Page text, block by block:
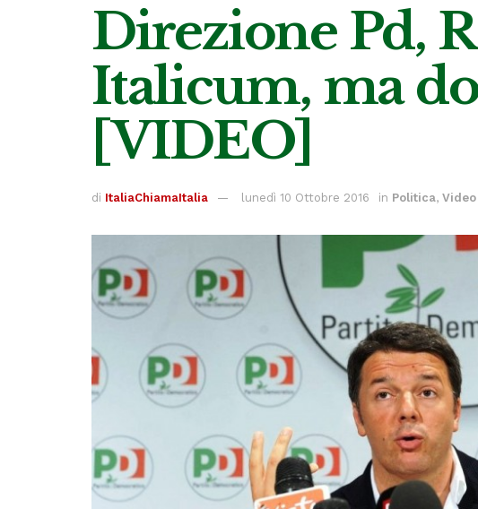
Direzione Pd,
Italicum, ma
[VIDEO]
di ItaliaChiamaItalia lunedì 10 Ottobre 2016 in Politica, Video